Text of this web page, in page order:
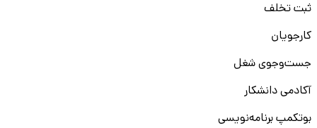
ثبت تخلف
کارجویان
جست‌و‌جوی شغل
آکادمی دانشکار
بوتکمپ برنامه‌نویسی